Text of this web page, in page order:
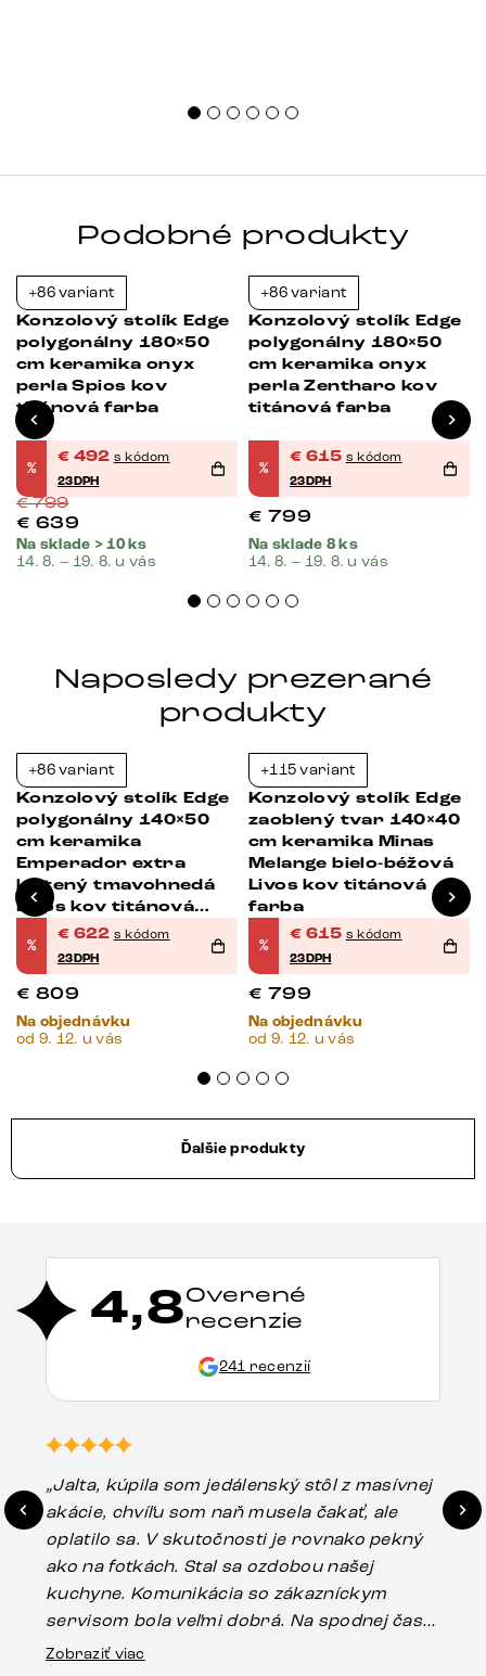
Podobné produkty
+86 variant
Konzolový stolík Edge
polygonálny 180×50
cm keramika onyx
perla Spios kov
titánová farba
%
€ 492 s kódom
23DPH
€799
€ 639
Na sklade > 10 ks
14. 8. – 19. 8. u vás
+86 variant
Konzolový stolík Edge
polygonálny 180×50
cm keramika onyx
perla Zentharo kov
titánová farba
%
€ 615 s kódom
23DPH
€ 799
Na sklade 8 ks
14. 8. – 19. 8. u vás
Naposledy prezerané
produkty
+86 variant
Konzolový stolík Edge
polygonálny 140×50
cm keramika
Emperador extra
leštený tmavohnedá
Livos kov titánová
farba
%
€ 622 s kódom
23DPH
€ 809
Na objednávku
od 9. 12. u vás
+115 variant
Konzolový stolík Edge
zaoblený tvar 140×40
cm keramika Minas
Melange bielo-béžová
Livos kov titánová
farba
%
€ 615 s kódom
23DPH
€ 799
Na objednávku
od 9. 12. u vás
Ďalšie produkty
4,8Overené
recenzie
241 recenzií
„Jalta, kúpila som jedálenský stôl z masívnej
akácie, chvíľu som naň musela čakať, ale
oplatilo sa. V skutočnosti je rovnako pekný
ako na fotkách. Stal sa ozdobou našej
kuchyne. Komunikácia so zákazníckym
servisom bola veľmi dobrá. Na spodnej časti
stola bolo malé poškodenie, pravdepodobne
Zobraziť viac